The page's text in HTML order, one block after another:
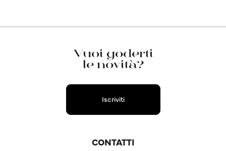
Vuoi goderti
le novità?
Iscriviti
CONTATTI